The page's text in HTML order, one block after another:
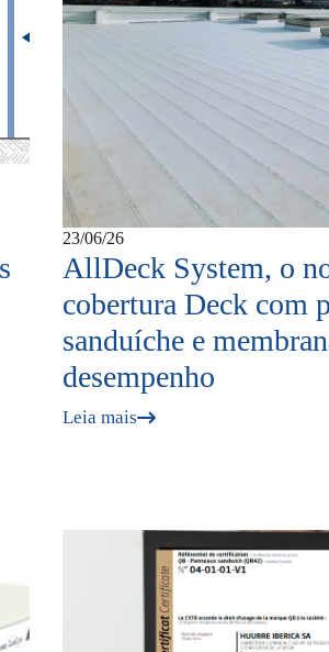
23/06/26
AllDeck System, o
cobertura Deck com
sanduíche e
desempenho
Leia mais